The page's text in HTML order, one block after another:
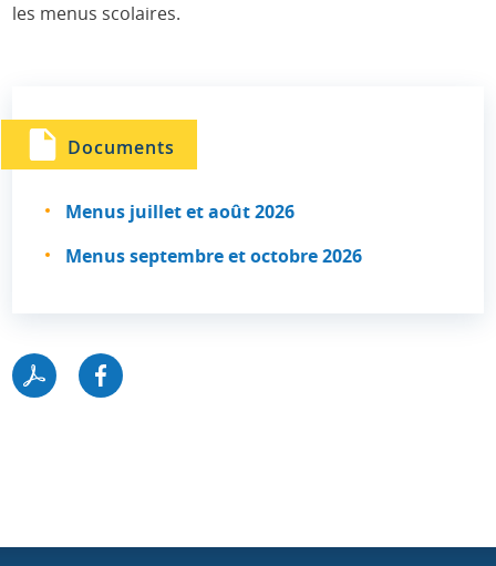
les menus scolaires.
Documents
Menus juillet et août 2026
Menus septembre et octobre 2026